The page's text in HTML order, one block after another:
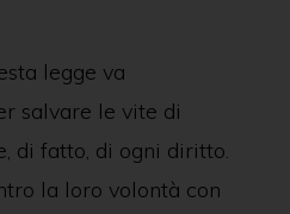
legge va
salvare le vite di
di fatto, di ogni diritto.
la loro volontà con